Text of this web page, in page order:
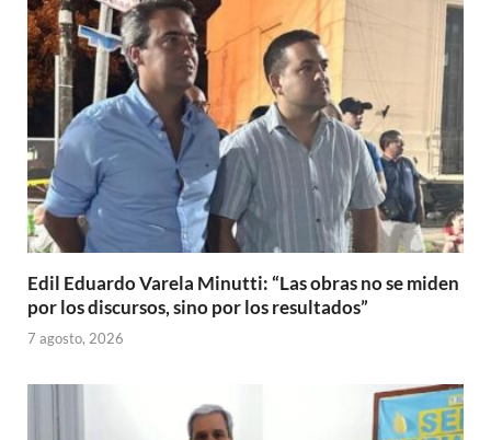
Edil Eduardo Varela Minutti: “Las obras no se miden
por los discursos, sino por los resultados”
7 agosto, 2026